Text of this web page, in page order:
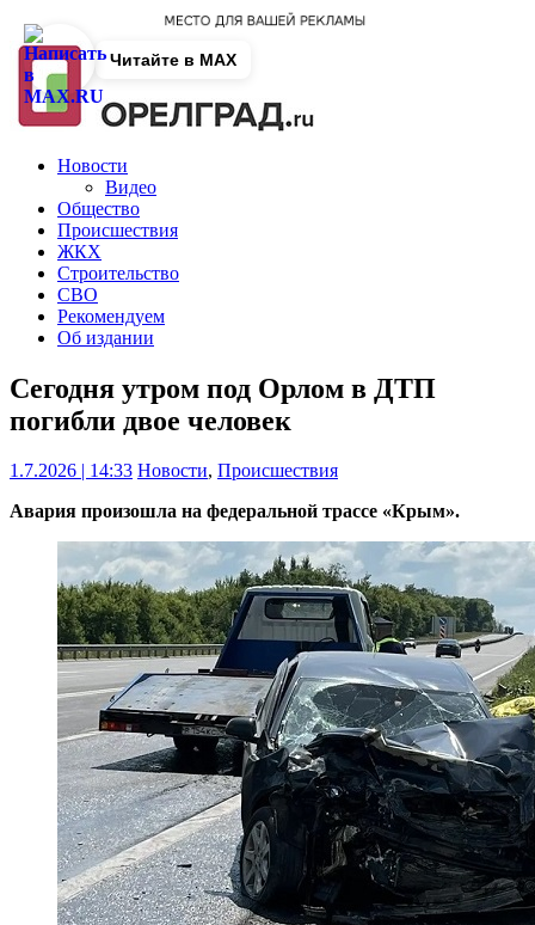
Новости
Видео
Общество
Происшествия
ЖКХ
Строительство
СВО
Рекомендуем
Об издании
Сегодня утром под Орлом в ДТП
погибли двое человек
1.7.2026 | 14:33 Новости, Происшествия
Авария произошла на федеральной трассе «Крым».
Читайте в MAX